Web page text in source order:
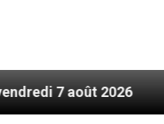
2026 Léon XIV